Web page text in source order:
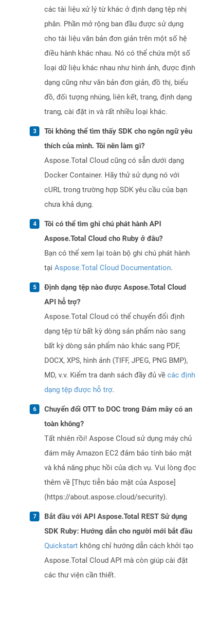
các tài liệu xử lý từ khác ở định dạng tệp nhị
phân. Phần mở rộng ban đầu được sử dụng
cho tài liệu văn bản đơn giản trên một số hệ
điều hành khác nhau. Nó có thể chứa một số
loại dữ liệu khác nhau như hình ảnh, được định
dạng cũng như văn bản đơn giản, đồ thị, biểu
đồ, đối tượng nhúng, liên kết, trang, định dạng
trang, cài đặt in và rất nhiều loại khác.
Tôi không thể tìm thấy SDK cho ngôn ngữ yêu
thích của mình. Tôi nên làm gì?
Aspose.Total Cloud cũng có sẵn dưới dạng
Docker Container. Hãy thử sử dụng nó với
cURL trong trường hợp SDK yêu cầu của bạn
chưa khả dụng.
Tôi có thể tìm ghi chú phát hành API
Aspose.Total Cloud cho Ruby ở đâu?
Bạn có thể xem lại toàn bộ ghi chú phát hành
tại Aspose.Total Cloud Documentation.
Định dạng tệp nào được Aspose.Total Cloud
API hỗ trợ?
Aspose.Total Cloud có thể chuyển đổi định
dạng tệp từ bất kỳ dòng sản phẩm nào sang
bất kỳ dòng sản phẩm nào khác sang PDF,
DOCX, XPS, hình ảnh (TIFF, JPEG, PNG BMP),
MD, v.v. Kiểm tra danh sách đầy đủ về các định
dạng tệp được hỗ trợ.
Chuyển đổi OTT to DOC trong Đám mây có an
toàn không?
Tất nhiên rồi! Aspose Cloud sử dụng máy chủ
đám mây Amazon EC2 đảm bảo tính bảo mật
và khả năng phục hồi của dịch vụ. Vui lòng đọc
thêm về [Thực tiễn bảo mật của Aspose]
(https://about.aspose.cloud/security).
Bắt đầu với API Aspose.Total REST Sử dụng
SDK Ruby: Hướng dẫn cho người mới bắt đầu
Quickstart không chỉ hướng dẫn cách khởi tạo
Aspose.Total Cloud API mà còn giúp cài đặt
các thư viện cần thiết.